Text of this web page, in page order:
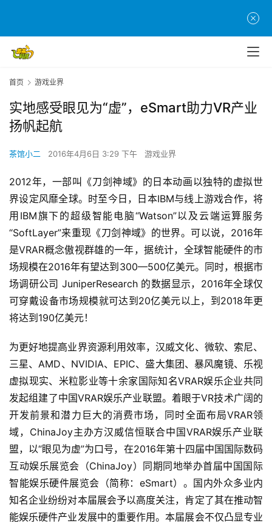
首页 游戏业界
实地感受眼见为“虚”，eSmart助力VR产业
扬帆起航
茶馆小二 2016年4月6日 3:29 下午 游戏业界
2012年，一部叫《刀剑神域》的日本动画以独特的虚拟世
界设定风靡全球。时至今日，日本IBM与线上游戏合作，将
用IBM旗下的超级智能电脑“Watson”以及云端运算服务
“SoftLayer”来重现《刀剑神域》的世界。可以说，2016年
是VRAR概念傲视群雄的一年，据统计，全球智能硬件的市
场规模在2016年有望达到300—500亿美元。同时，根据市
场调研公司 JuniperResearch 的数据显示，2016年全球仅
可穿戴设备市场规模就可达到20亿美元以上，到2018年更
将达到190亿美元！
为更好地提高业界资源利用效率，汉威文化、微软、索尼、
三星、AMD、NVIDIA、EPIC、盛大集团、暴风魔镜、乐视
虚拟现实、米粒影业等十余家国际知名VRAR娱乐企业共同
发起组建了中国VRAR娱乐产业联盟。着眼于VR技术广阔的
开发前景和潜力巨大的消费市场，同时全面布局VRAR领
域，ChinaJoy主办方汉威信恒联合中国VRAR娱乐产业联
盟，以“眼见为虚”为口号，在2016年第十四届中国国际数码
互动娱乐展览会（ChinaJoy）同期同地举办首届中国国际
智能娱乐硬件展览会（简称：eSmart）。国内外众多业内
知名企业纷纷对本届展会予以高度关注，肯定了其在推动智
能娱乐硬件产业发展中的重要作用。本届展会不仅凸显专业